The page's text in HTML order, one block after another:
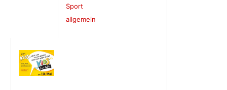
Sport
allgemein